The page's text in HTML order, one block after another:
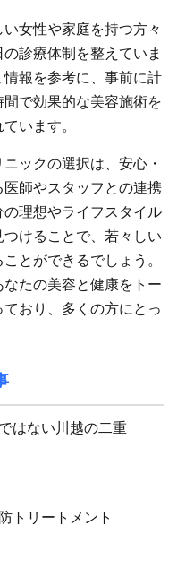
女性や家庭を持つ方々
診療体制を整えていま
報を参考に、事前に計
で効果的な美容施術を
います。
ックの選択は、安心・
師やスタッフとの連携
理想やライフスタイル
けることで、若々しい
とができるでしょう。
たの美容と健康をトー
おり、多くの方にとっ
はない川越の二重
トリートメント